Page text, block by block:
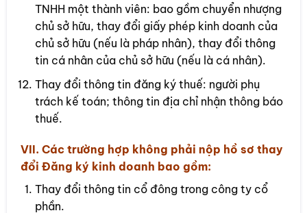
TNHH một thành viên: bao gồm chuyển nhượng
chủ sở hữu, thay đổi giấy phép kinh doanh của
chủ sở hữu (nếu là pháp nhân), thay đổi thông
tin cá nhân của chủ sở hữu (nếu là cá nhân).
Thay đổi thông tin đăng ký thuế: người phụ
trách kế toán; thông tin địa chỉ nhận thông báo
thuế.
VII. Các trường hợp không phải nộp hồ sơ thay
đổi Đăng ký kinh doanh bao gồm:
Thay đổi thông tin cổ đông trong công ty cổ
phần.